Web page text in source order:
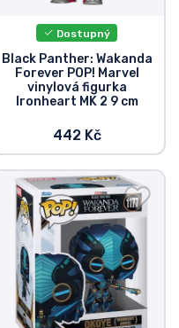
Dostupný
Black Panther: Wakanda
Forever POP! Marvel
vinylová figurka
Ironheart MK 2 9 cm
442 Kč